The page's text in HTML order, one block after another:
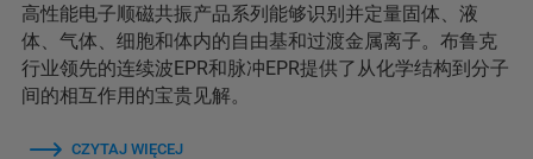
高性能电子顺磁共振产品系列能够识别并定量固体、液
体、气体、细胞和体内的自由基和过渡金属离子。布鲁克
行业领先的连续波EPR和脉冲EPR提供了从化学结构到分子
间的相互作用的宝贵见解。
CZYTAJ WIĘCEJ